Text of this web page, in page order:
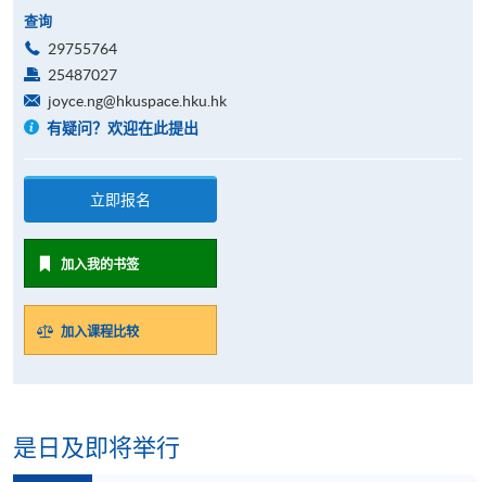
查询
29755764
25487027
joyce.ng@hkuspace.hku.hk
有疑问？欢迎在此提出
立即报名
加入我的书签
加入课程比较
是日及即将举行